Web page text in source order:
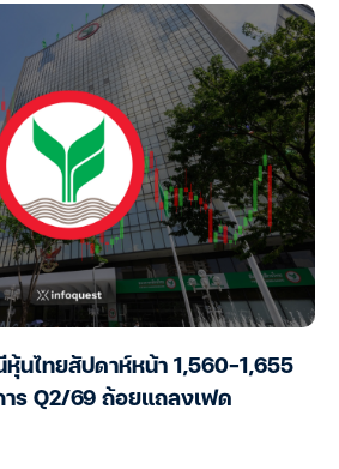
นไทยสัปดาห์หน้า 1,560-1,655
ร Q2/69 ถ้อยแถลงเฟด